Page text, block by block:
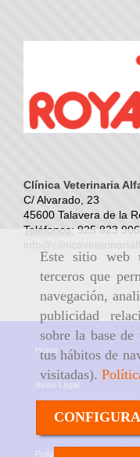
Este sitio web
terceros que
navegación,
publicidad
sobre la base
tus hábitos de
visitadas).
Clínica Veterinaria
C/ Alvarado, 23
45600 Talavera de la
Teléfonos: 925 823
Home
Aviso Legal
Política de cookies
Política de Privacidad